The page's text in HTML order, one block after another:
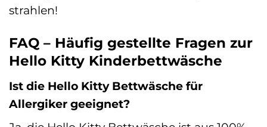
strahlen!
FAQ – Häufig gestellte Fragen zur
Hello Kitty Kinderbettwäsche
Ist die Hello Kitty Bettwäsche für
Allergiker geeignet?